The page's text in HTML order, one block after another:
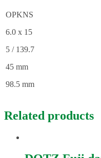
OPKNS
6.0 x 15
5 / 139.7
45 mm
98.5 mm
Related products